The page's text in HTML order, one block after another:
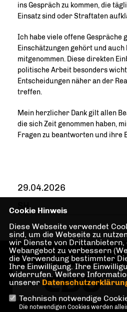
ins Gespräch zu kommen, die
Einsatz sind oder Straftaten
Ich habe viele offene Gespräche
Einschätzungen gehört und
mitgenommen. Diese direkten
politische Arbeit besonders
Entscheidungen näher an der
treffen.
Mein herzlicher Dank gilt allen
die sich Zeit genommen haben,
Fragen zu beantworten und ihre
29.04.2026
SH
Cookie Hinweis
Diese Webseite verwendet
sind, um die Webseite zu
wir Dienste von Drittanbietern,
Webangebot zu verbessern
die Verwendung bestimmter
Ihre Einwilligung. Ihre
widerrufen. Weitere
unserer
Technisch notwendige
Die notwendigen Cookies werden